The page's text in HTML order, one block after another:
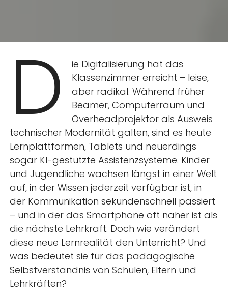
D
ie Digitalisierung hat das
Klassenzimmer erreicht – leise,
aber radikal. Während früher
Beamer, Computerraum und
Overheadprojektor als Ausweis
technischer Modernität galten, sind es heute
Lernplattformen, Tablets und neuerdings
sogar KI-gestützte Assistenzsysteme. Kinder
und Jugendliche wachsen längst in einer Welt
auf, in der Wissen jederzeit verfügbar ist, in
der Kommunikation sekundenschnell passiert
– und in der das Smartphone oft näher ist als
die nächste Lehrkraft. Doch wie verändert
diese neue Lernrealität den Unterricht? Und
was bedeutet sie für das pädagogische
Selbstverständnis von Schulen, Eltern und
Lehrkräften?